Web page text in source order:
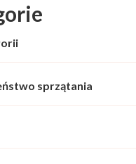
sprzątania